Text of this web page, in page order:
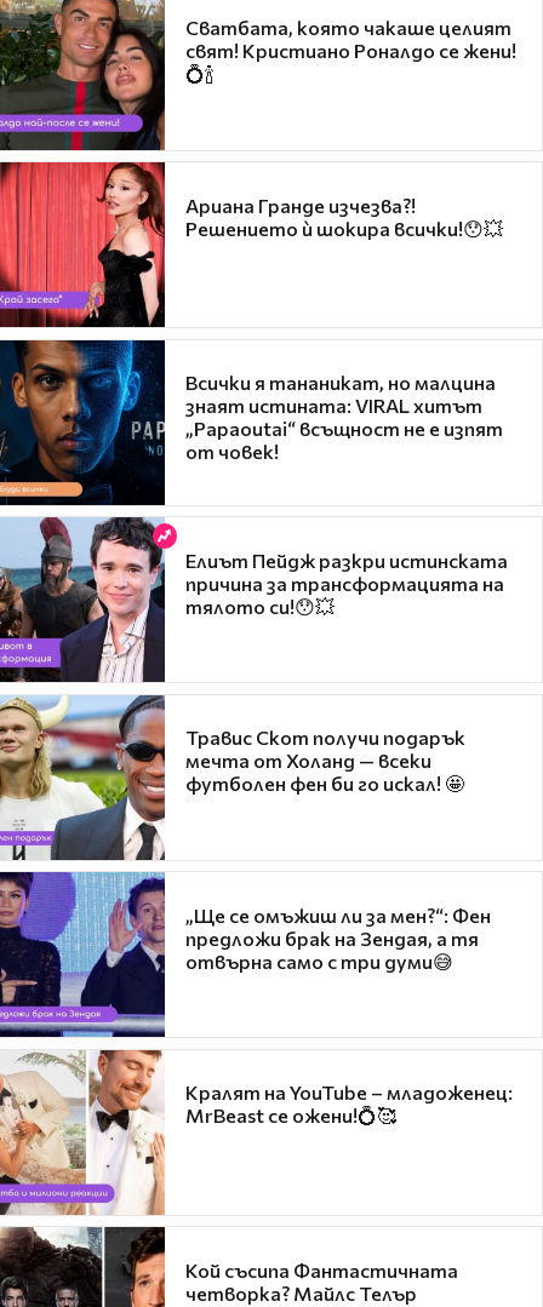
Сватбата, която чакаше целият
свят! Кристиано Роналдо се жени!
💍🍾
Ариана Гранде изчезва?!
Решението ѝ шокира всички!😯💥
Всички я тананикат, но малцина
знаят истината: VIRAL хитът
„Papaoutai“ всъщност не е изпят
от човек!
Елиът Пейдж разкри истинската
причина за трансформацията на
тялото си!😯💥
Травис Скот получи подарък
мечта от Холанд — всеки
футболен фен би го искал! 🤩
„Ще се омъжиш ли за мен?“: Фен
предложи брак на Зендая, а тя
отвърна само с три думи😅
Кралят на YouTube – младоженец:
MrBeast се ожени!💍🥰
Кой съсипа Фантастичната
четворка? Майлс Телър